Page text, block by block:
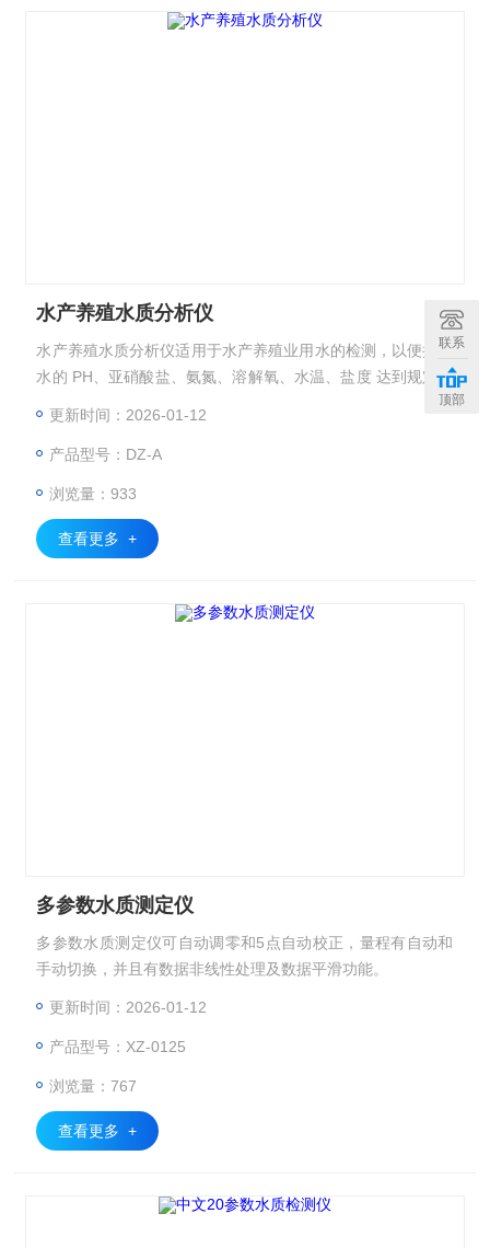
水产养殖水质分析仪
水产养殖水质分析仪适用于水产养殖业用水的检测，以便控制
水的 PH、亚硝酸盐、氨氮、溶解氧、水温、盐度 达到规定的
更新时间：2026-01-12
产品型号：DZ-A
浏览量：933
查看更多 +
多参数水质测定仪
多参数水质测定仪可自动调零和5点自动校正，量程有自动和
手动切换，并且有数据非线性处理及数据平滑功能。
更新时间：2026-01-12
产品型号：XZ-0125
浏览量：767
查看更多 +
联系
顶部